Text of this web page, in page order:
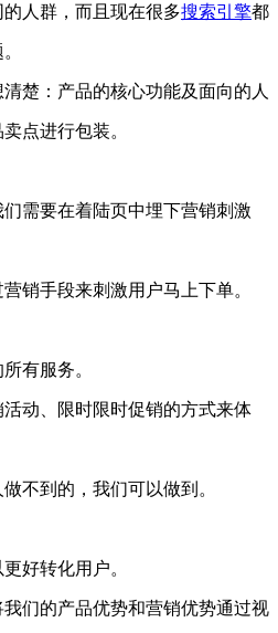
人群，而且现在很多搜索引擎都
楚：产品的核心功能及面向的人
点进行包装。
需要在着陆页中埋下营销刺激
销手段来刺激用户马上下单。
有服务。
动、限时限时促销的方式来体
不到的，我们可以做到。
好转化用户。
们的产品优势和营销优势通过视